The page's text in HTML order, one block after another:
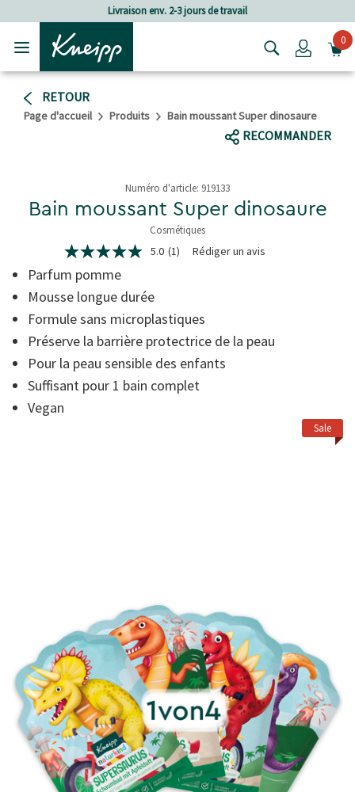
Passer au contenu principal
Passer au contenu du pied de page
Livraison env. 2-3 jours de travail
Login0
RETOUR
Page d'accueil Produits Bain moussant Super dinosaure
RECOMMANDER
Sale
Numéro d'article: 919133
Bain moussant Super dinosaure
Cosmétiques
5 de 5 étoiles
5.0
étoiles
sur
5,
valeur
de
note
moyenne.
Read
a
Review.
5.0 (1) Rédiger un avis
Parfum pomme
Mousse longue durée
Formule sans microplastiques
Préserve la barrière protectrice de la peau
Pour la peau sensible des enfants
Suffisant pour 1 bain complet
Vegan